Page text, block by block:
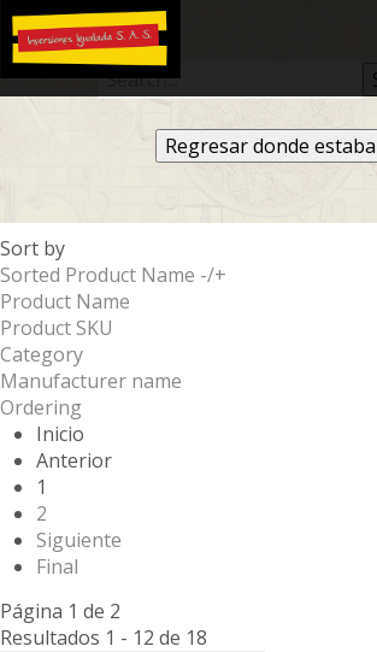
Regresar donde estaba
Sort by
Sorted Product Name -/+
Product Name
Product SKU
Category
Manufacturer name
Ordering
Inicio
Anterior
1
2
Siguiente
Final
Página 1 de 2
Resultados 1 - 12 de 18